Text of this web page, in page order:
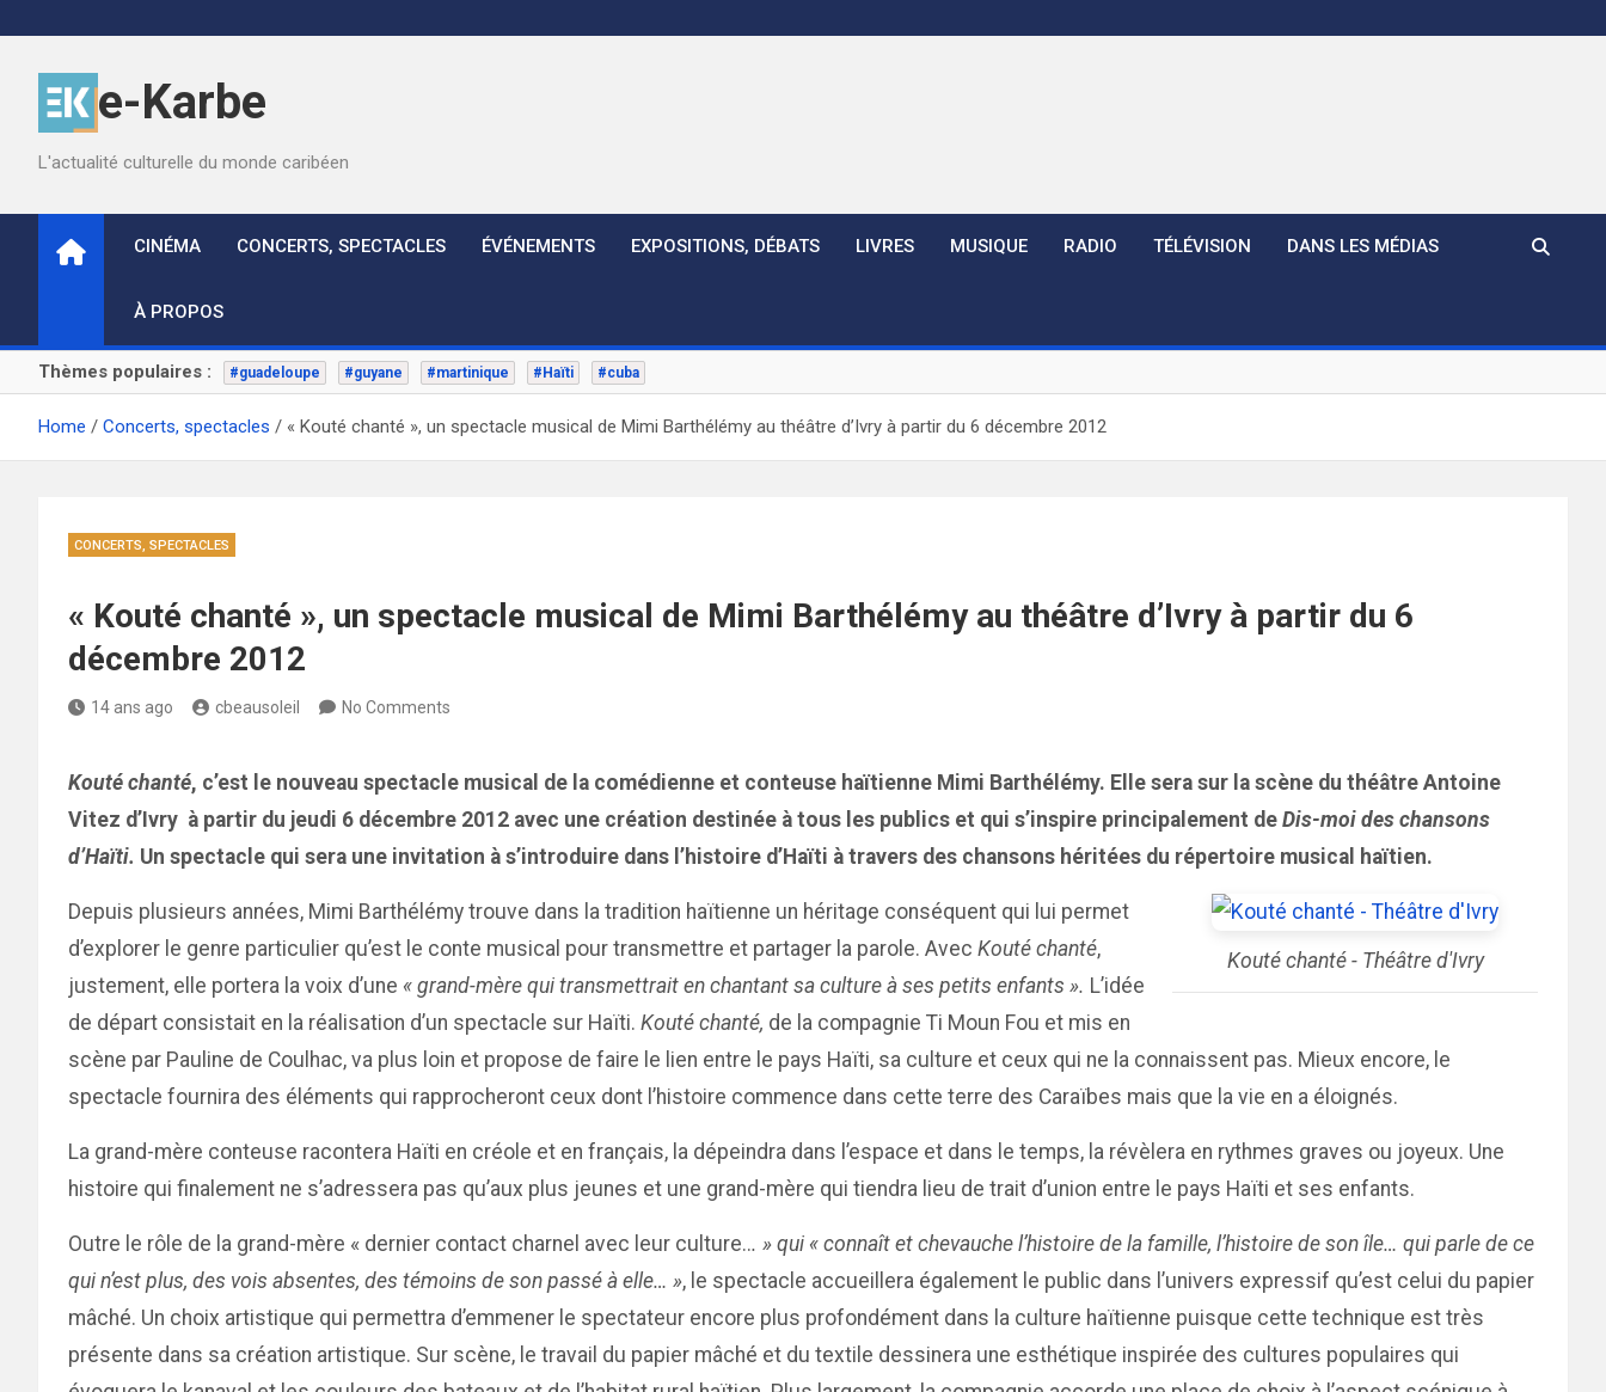
to
content
e-Karbe
L'actualité culturelle du monde caribéen
CINÉMA CONCERTS, SPECTACLES ÉVÉNEMENTS EXPOSITIONS, DÉBATS LIVRES MUSIQUE RADIO TÉLÉVISION DANS LES MÉDIAS
À PROPOS
Thèmes populaires : #guadeloupe #guyane #martinique #Haïti #cuba
Home Concerts, spectacles « Kouté chanté », un spectacle musical de Mimi Barthélémy au théâtre d’Ivry à partir du 6 décembre 2012
CONCERTS, SPECTACLES
« Kouté chanté », un spectacle musical de Mimi Barthélémy au théâtre d’Ivry à partir du 6
décembre 2012
14 ans ago cbeausoleil No Comments
Kouté chanté, c’est le nouveau spectacle musical de la comédienne et conteuse haïtienne Mimi Barthélémy. Elle sera sur la scène du théâtre Antoine
Vitez d’Ivry à partir du jeudi 6 décembre 2012 avec une création destinée à tous les publics et qui s’inspire principalement de Dis-moi des chansons
d’Haïti. Un spectacle qui sera une invitation à s’introduire dans l’histoire d’Haïti à travers des chansons héritées du répertoire musical haïtien.
Kouté chanté - Théâtre d'Ivry
Depuis plusieurs années, Mimi Barthélémy trouve dans la tradition haïtienne un héritage conséquent qui lui permet
d’explorer le genre particulier qu’est le conte musical pour transmettre et partager la parole. Avec Kouté chanté,
justement, elle portera la voix d’une « grand-mère qui transmettrait en chantant sa culture à ses petits enfants ». L’idée
de départ consistait en la réalisation d’un spectacle sur Haïti. Kouté chanté, de la compagnie Ti Moun Fou et mis en
scène par Pauline de Coulhac, va plus loin et propose de faire le lien entre le pays Haïti, sa culture et ceux qui ne la connaissent pas. Mieux encore, le
spectacle fournira des éléments qui rapprocheront ceux dont l’histoire commence dans cette terre des Caraïbes mais que la vie en a éloignés.
La grand-mère conteuse racontera Haïti en créole et en français, la dépeindra dans l’espace et dans le temps, la révèlera en rythmes graves ou joyeux. Une
histoire qui finalement ne s’adressera pas qu’aux plus jeunes et une grand-mère qui tiendra lieu de trait d’union entre le pays Haïti et ses enfants.
Outre le rôle de la grand-mère « dernier contact charnel avec leur culture... » qui « connaît et chevauche l’histoire de la famille, l’histoire de son île… qui parle de ce
qui n’est plus, des vois absentes, des témoins de son passé à elle… », le spectacle accueillera également le public dans l’univers expressif qu’est celui du papier
mâché. Un choix artistique qui permettra d’emmener le spectateur encore plus profondément dans la culture haïtienne puisque cette technique est très
présente dans sa création artistique. Sur scène, le travail du papier mâché et du textile dessinera une esthétique inspirée des cultures populaires qui